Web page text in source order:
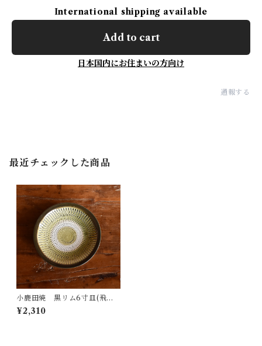
International shipping available
Add to cart
日本国内にお住まいの方向け
通報する
最近チェックした商品
小鹿田焼 黒リム6寸皿(飛び
鉋・グリーン)
¥2,310